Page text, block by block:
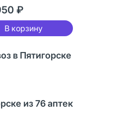
₽
В корзину
в Пятигорске
из 76 аптек